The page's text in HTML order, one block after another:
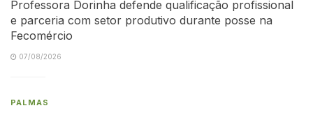
Professora Dorinha defende qualificação profissional
e parceria com setor produtivo durante posse na
Fecomércio
07/08/2026
PALMAS